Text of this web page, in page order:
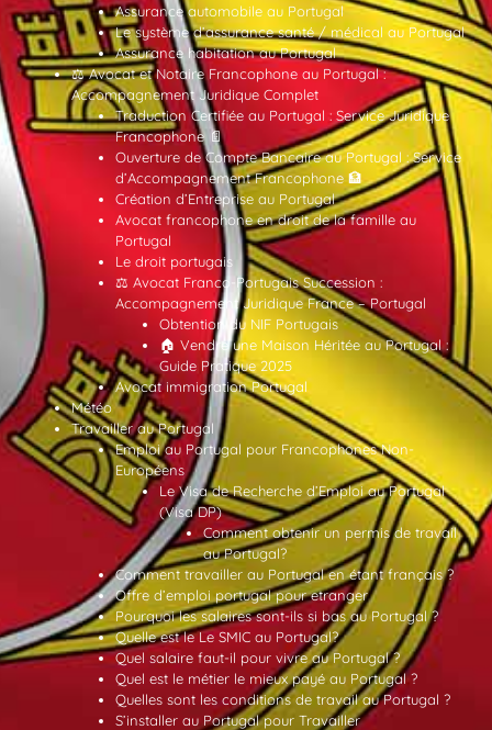
Assurance automobile au Portugal
Le système d’assurance santé / médical au Portugal
Assurance habitation au Portugal
⚖️ Avocat et Notaire Francophone au Portugal :
Accompagnement Juridique Complet
Traduction Certifiée au Portugal : Service Juridique
Francophone 📄
Ouverture de Compte Bancaire au Portugal : Service
d’Accompagnement Francophone 🏦
Création d’Entreprise au Portugal
Avocat francophone en droit de la famille au
Portugal
Le droit portugais
⚖️ Avocat Franco-Portugais Succession :
Accompagnement Juridique France – Portugal
Obtention du NIF Portugais
🏠 Vendre une Maison Héritée au Portugal :
Guide Pratique 2025
Avocat immigration Portugal
Météo
Travailler au Portugal
Emploi au Portugal pour Francophones Non-
Européens
Le Visa de Recherche d’Emploi au Portugal
(Visa DP)
Comment obtenir un permis de travail
au Portugal?
Comment travailler au Portugal en étant français ?
Offre d’emploi portugal pour etranger
Pourquoi les salaires sont-ils si bas au Portugal ?
Quelle est le Le SMIC au Portugal?
Quel salaire faut-il pour vivre au Portugal ?
Quel est le métier le mieux payé au Portugal ?
Quelles sont les conditions de travail au Portugal ?
S’installer au Portugal pour Travailler